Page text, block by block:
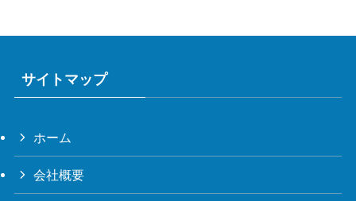
サイトマップ
ホーム
会社概要